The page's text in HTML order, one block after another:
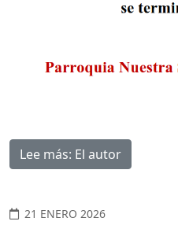
Lee más: El autor
21 ENERO 2026